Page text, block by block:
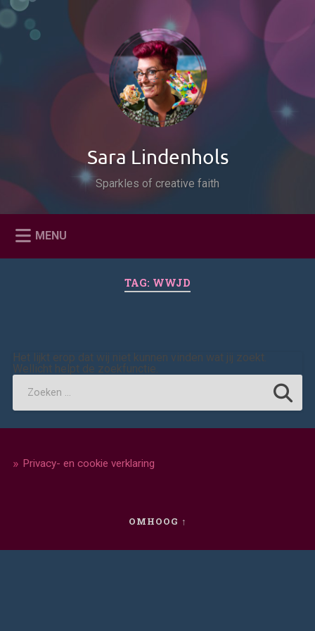
Naar
inhoud
Zoeken
Sara Lindenhols
Sparkles of creative faith
MENU
TAG: WWJD
Het lijkt erop dat wij niet kunnen vinden wat jij zoekt.
Wellicht helpt de zoekfunctie.
Privacy- en cookie verklaring
OMHOOG ↑